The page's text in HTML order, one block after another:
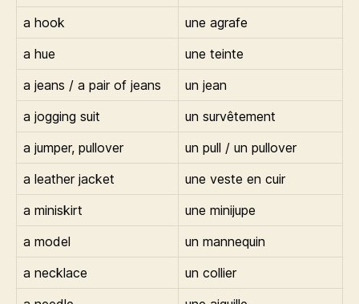
a hook
une agrafe
a hue
une teinte
a jeans / a pair of jeans
un jean
a jogging suit
un survêtement
a jumper, pullover
un pull / un pullover
a leather jacket
une veste en cuir
a miniskirt
une minijupe
a model
un mannequin
a necklace
un collier